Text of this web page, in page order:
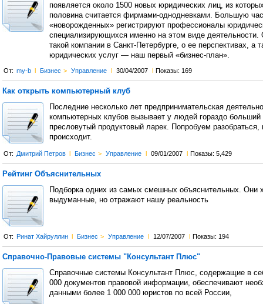
появляется около 1500 новых юридических лиц, из
половина считается фирмами-однодневками. Большую
«новорожденных» регистрируют профессионалы
специализирующихся именно на этом виде деятельности.
такой компании в Санкт-Петербурге, о ее перспективах, а
юридических услуг — наш первый «бизнес-план».
От: my-b l Бизнес > Управление l 30/04/2007 l Показы: 169
Как открыть компьютерный клуб
Последние несколько лет предпринимательская
компьютерных клубов вызывает у людей гораздо больший
пресловутый продуктовый ларек. Попробуем разобраться,
происходит.
От: Дмитрий Петров l Бизнес > Управление l 09/01/2007 l Показы: 5,429
Рейтинг Объяснительных
Подборка одних из самых смешных объяснительных. Они
выдуманные, но отражают нашу реальность
От: Ринат Хайруллин l Бизнес > Управление l 12/07/2007 l Показы: 194
Справочно-Правовые системы "Консультант Плюс"
Справочные системы Консультант Плюс, содержащие в
000 документов правовой информации, обеспечивают
данными более 1 000 000 юристов по всей России,